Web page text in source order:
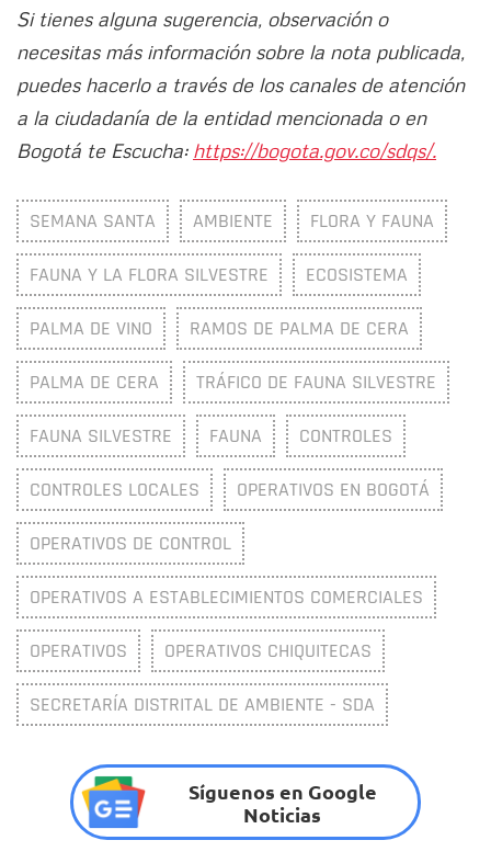
Si tienes alguna sugerencia, observación o
necesitas más información sobre la nota publicada,
puedes hacerlo a través de los canales de atención
a la ciudadanía de la entidad mencionada o en
Bogotá te Escucha: https://bogota.gov.co/sdqs/.
SEMANA SANTA AMBIENTE FLORA Y FAUNA
FAUNA Y LA FLORA SILVESTRE ECOSISTEMA
PALMA DE VINO RAMOS DE PALMA DE CERA
PALMA DE CERA TRÁFICO DE FAUNA SILVESTRE
FAUNA SILVESTRE FAUNA CONTROLES
CONTROLES LOCALES OPERATIVOS EN BOGOTÁ
OPERATIVOS DE CONTROL
OPERATIVOS A ESTABLECIMIENTOS COMERCIALES
OPERATIVOS OPERATIVOS CHIQUITECAS
SECRETARÍA DISTRITAL DE AMBIENTE - SDA
Síguenos en Google
Noticias